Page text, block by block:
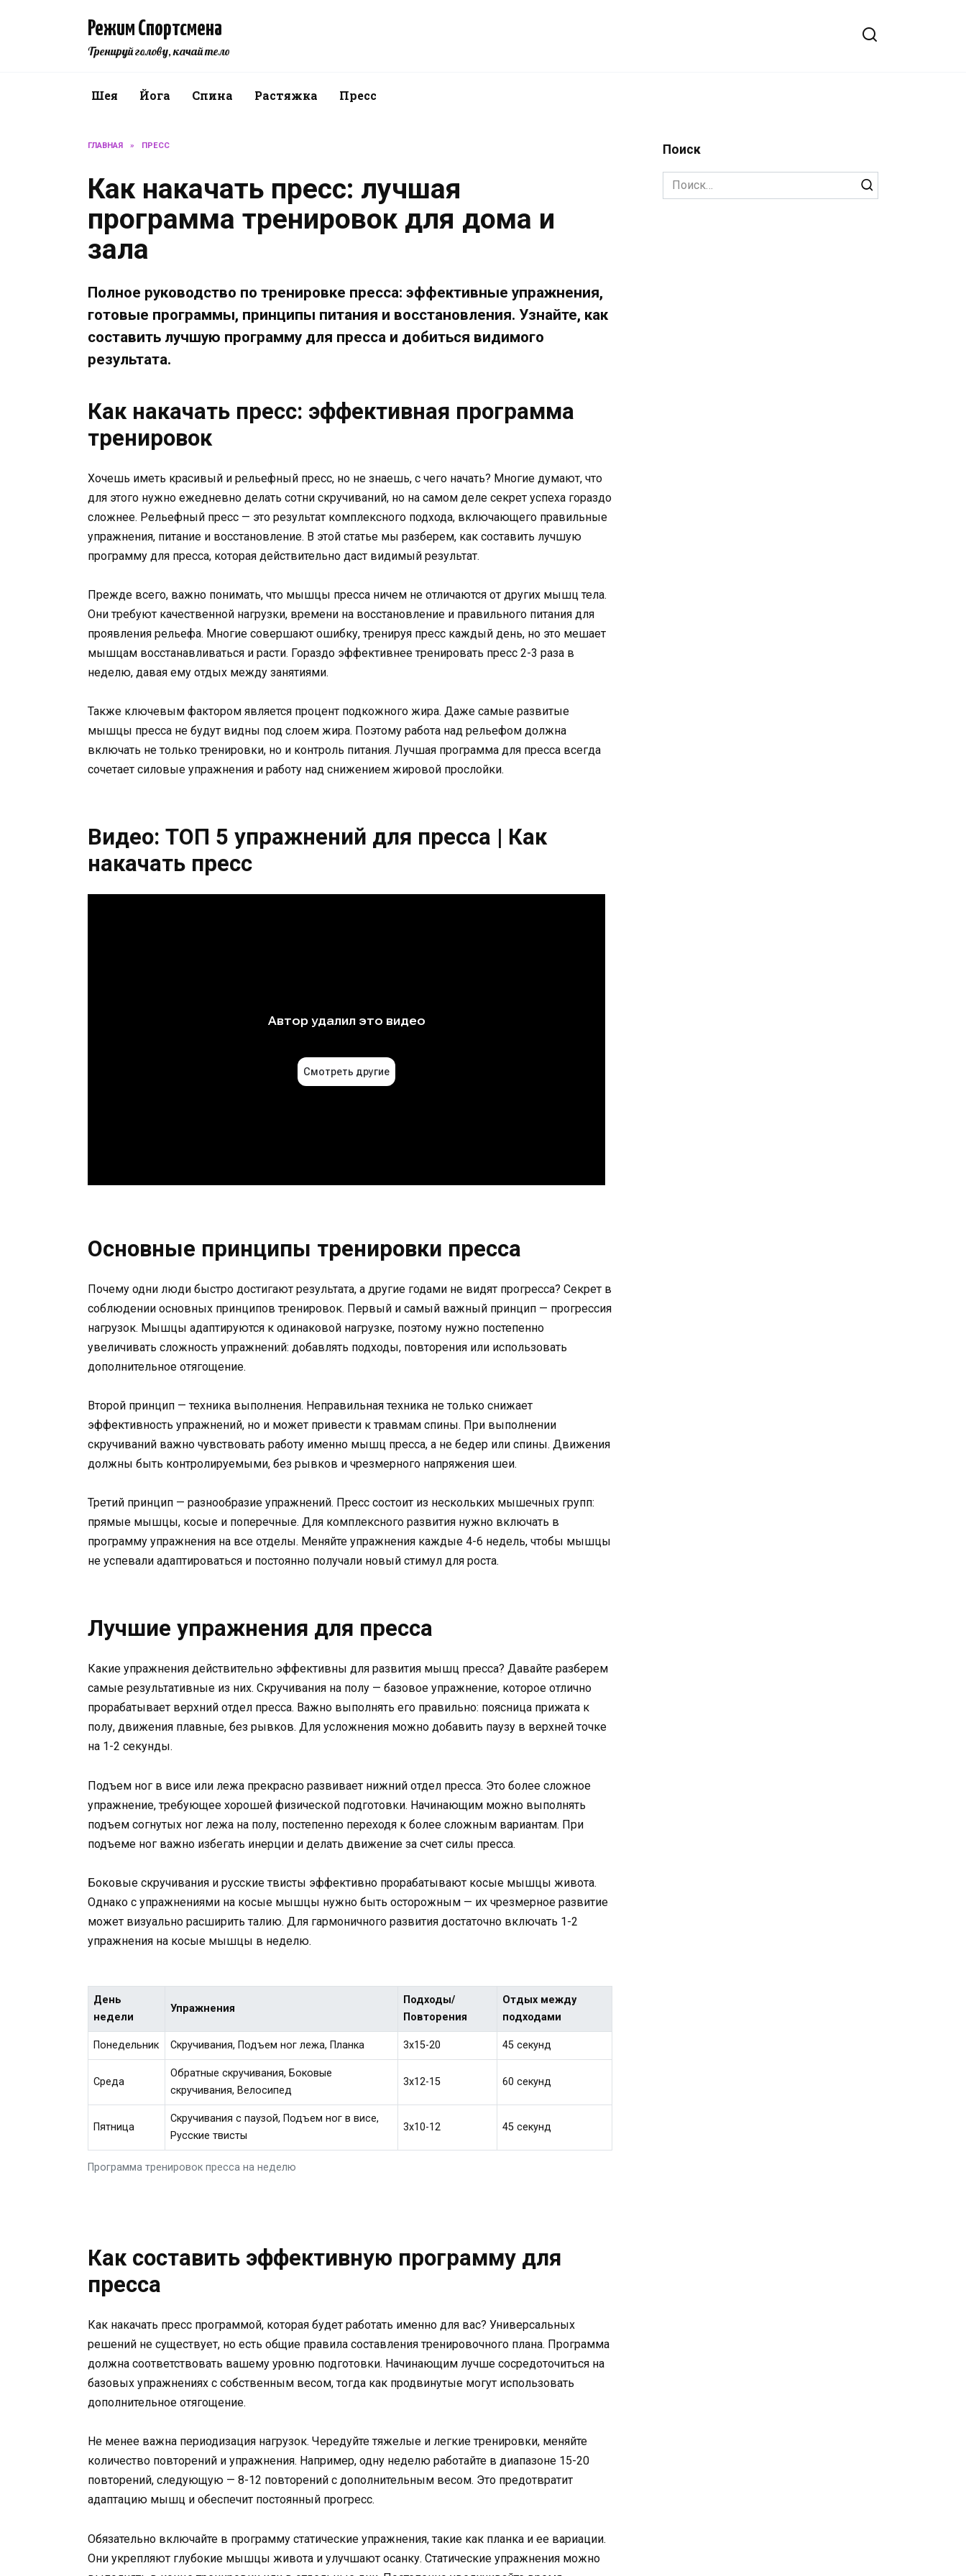
Режим Спортсмена
Тренируй голову, качай тело
Шея Йога Спина Растяжка Пресс
ГЛАВНАЯ » ПРЕСС
Как накачать пресс: лучшая
программа тренировок для дома и
зала
Полное руководство по тренировке пресса: эффективные упражнения,
готовые программы, принципы питания и восстановления. Узнайте, как
составить лучшую программу для пресса и добиться видимого
результата.
Как накачать пресс: эффективная программа
тренировок
Хочешь иметь красивый и рельефный пресс, но не знаешь, с чего начать? Многие думают, что
для этого нужно ежедневно делать сотни скручиваний, но на самом деле секрет успеха гораздо
сложнее. Рельефный пресс — это результат комплексного подхода, включающего правильные
упражнения, питание и восстановление. В этой статье мы разберем, как составить лучшую
программу для пресса, которая действительно даст видимый результат.
Прежде всего, важно понимать, что мышцы пресса ничем не отличаются от других мышц тела.
Они требуют качественной нагрузки, времени на восстановление и правильного питания для
проявления рельефа. Многие совершают ошибку, тренируя пресс каждый день, но это мешает
мышцам восстанавливаться и расти. Гораздо эффективнее тренировать пресс 2-3 раза в
неделю, давая ему отдых между занятиями.
Также ключевым фактором является процент подкожного жира. Даже самые развитые
мышцы пресса не будут видны под слоем жира. Поэтому работа над рельефом должна
включать не только тренировки, но и контроль питания. Лучшая программа для пресса всегда
сочетает силовые упражнения и работу над снижением жировой прослойки.
Видео: ТОП 5 упражнений для пресса | Как
накачать пресс
Основные принципы тренировки пресса
Почему одни люди быстро достигают результата, а другие годами не видят прогресса? Секрет в
соблюдении основных принципов тренировок. Первый и самый важный принцип — прогрессия
нагрузок. Мышцы адаптируются к одинаковой нагрузке, поэтому нужно постепенно
увеличивать сложность упражнений: добавлять подходы, повторения или использовать
дополнительное отягощение.
Второй принцип — техника выполнения. Неправильная техника не только снижает
эффективность упражнений, но и может привести к травмам спины. При выполнении
скручиваний важно чувствовать работу именно мышц пресса, а не бедер или спины. Движения
должны быть контролируемыми, без рывков и чрезмерного напряжения шеи.
Третий принцип — разнообразие упражнений. Пресс состоит из нескольких мышечных групп:
прямые мышцы, косые и поперечные. Для комплексного развития нужно включать в
программу упражнения на все отделы. Меняйте упражнения каждые 4-6 недель, чтобы мышцы
не успевали адаптироваться и постоянно получали новый стимул для роста.
Лучшие упражнения для пресса
Какие упражнения действительно эффективны для развития мышц пресса? Давайте разберем
самые результативные из них. Скручивания на полу — базовое упражнение, которое отлично
прорабатывает верхний отдел пресса. Важно выполнять его правильно: поясница прижата к
полу, движения плавные, без рывков. Для усложнения можно добавить паузу в верхней точке
на 1-2 секунды.
Подъем ног в висе или лежа прекрасно развивает нижний отдел пресса. Это более сложное
упражнение, требующее хорошей физической подготовки. Начинающим можно выполнять
подъем согнутых ног лежа на полу, постепенно переходя к более сложным вариантам. При
подъеме ног важно избегать инерции и делать движение за счет силы пресса.
Боковые скручивания и русские твисты эффективно прорабатывают косые мышцы живота.
Однако с упражнениями на косые мышцы нужно быть осторожным — их чрезмерное развитие
может визуально расширить талию. Для гармоничного развития достаточно включать 1-2
упражнения на косые мышцы в неделю.
Программа тренировок пресса на неделю
День
недели
Упражнения
Подходы/
Повторения
Отдых между
подходами
Понедельник Скручивания, Подъем ног лежа, Планка 3х15-20 45 секунд
Среда
Обратные скручивания, Боковые
скручивания, Велосипед
3х12-15 60 секунд
Пятница
Скручивания с паузой, Подъем ног в висе,
Русские твисты
3х10-12 45 секунд
Как составить эффективную программу для
пресса
Как накачать пресс программой, которая будет работать именно для вас? Универсальных
решений не существует, но есть общие правила составления тренировочного плана. Программа
должна соответствовать вашему уровню подготовки. Начинающим лучше сосредоточиться на
базовых упражнениях с собственным весом, тогда как продвинутые могут использовать
дополнительное отягощение.
Не менее важна периодизация нагрузок. Чередуйте тяжелые и легкие тренировки, меняйте
количество повторений и упражнения. Например, одну неделю работайте в диапазоне 15-20
повторений, следующую — 8-12 повторений с дополнительным весом. Это предотвратит
адаптацию мышц и обеспечит постоянный прогресс.
Обязательно включайте в программу статические упражнения, такие как планка и ее вариации.
Они укрепляют глубокие мышцы живота и улучшают осанку. Статические упражнения можно
Поиск
Search
for: